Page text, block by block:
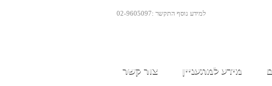
למידע נוסף התקשר :02-9605097
מידע למתעניין צור קשר